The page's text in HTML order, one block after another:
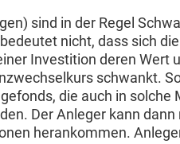
sind in der Regel
nicht, dass sich
Investition deren Wert
schwankt.
die auch in solche
Der Anleger kann
herankommen.